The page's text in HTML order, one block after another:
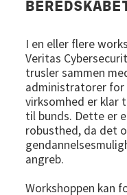
I en eller flere
Veritas
trusler sammen
administratorer for
virksomhed er klar
til bunds. Dette er
robusthed, da det
angreb.
Workshoppen kan